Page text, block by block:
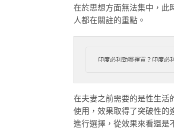
在於思想方面無法集中，此
人都在關註的重點。
印度必利勁哪裡買？印度必
在夫妻之前需要的是性生活
使用，效果取得了突破性的
進行選擇，從效果來看還是